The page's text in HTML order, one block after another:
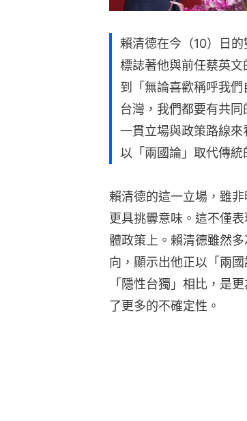
賴清德在今（10）日
標誌著他與前任蔡英
到「無論喜歡稱呼我
台灣，我們都要有共
一貫立場與政策路線
以「兩國論」取代傳統
賴清德的這一立場，雖
更具挑釁意味。這不僅
體政策上。賴清德雖然
向，顯示出他正以「兩
「隱性台獨」相比，是
了更多的不確定性。